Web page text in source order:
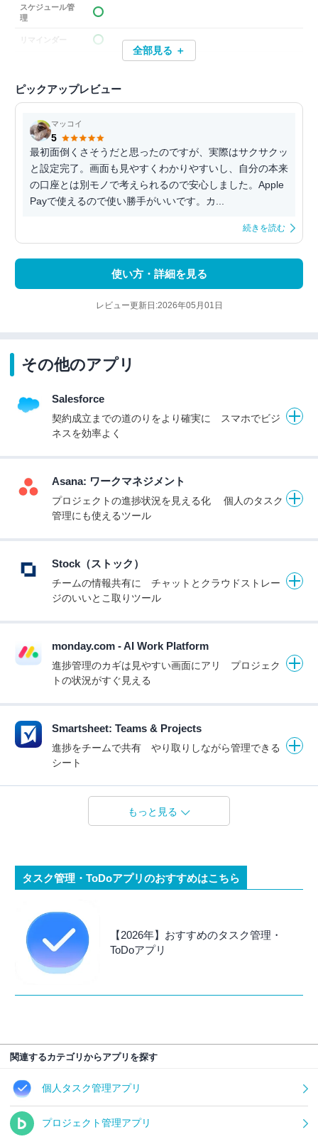
スケジュール管
理
リマインダー
全部見る ＋
ピックアップレビュー
マッコイ
5
最初面倒くさそうだと思ったのですが、実際はサクサクッ
と設定完了。画面も見やすくわかりやすいし、自分の本来
の口座とは別モノで考えられるので安心しました。Apple
Payで使えるので使い勝手がいいです。カ...
続きを読む
使い方・詳細を見る
レビュー更新日:2026年05月01日
その他のアプリ
Salesforce
契約成立までの道のりをより確実に スマホでビジ
ネスを効率よく
Asana: ワークマネジメント
プロジェクトの進捗状況を見える化 個人のタスク
管理にも使えるツール
Stock（ストック）
チームの情報共有に チャットとクラウドストレー
ジのいいとこ取りツール
monday.com - AI Work Platform
進捗管理のカギは見やすい画面にアリ プロジェク
トの状況がすぐ見える
Smartsheet: Teams & Projects
進捗をチームで共有 やり取りしながら管理できる
シート
もっと見る
タスク管理・ToDoアプリのおすすめはこちら
【2026年】おすすめのタスク管理・
ToDoアプリ
関連するカテゴリからアプリを探す
個人タスク管理アプリ
プロジェクト管理アプリ